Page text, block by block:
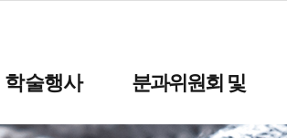
학술행사 분과위원회 및